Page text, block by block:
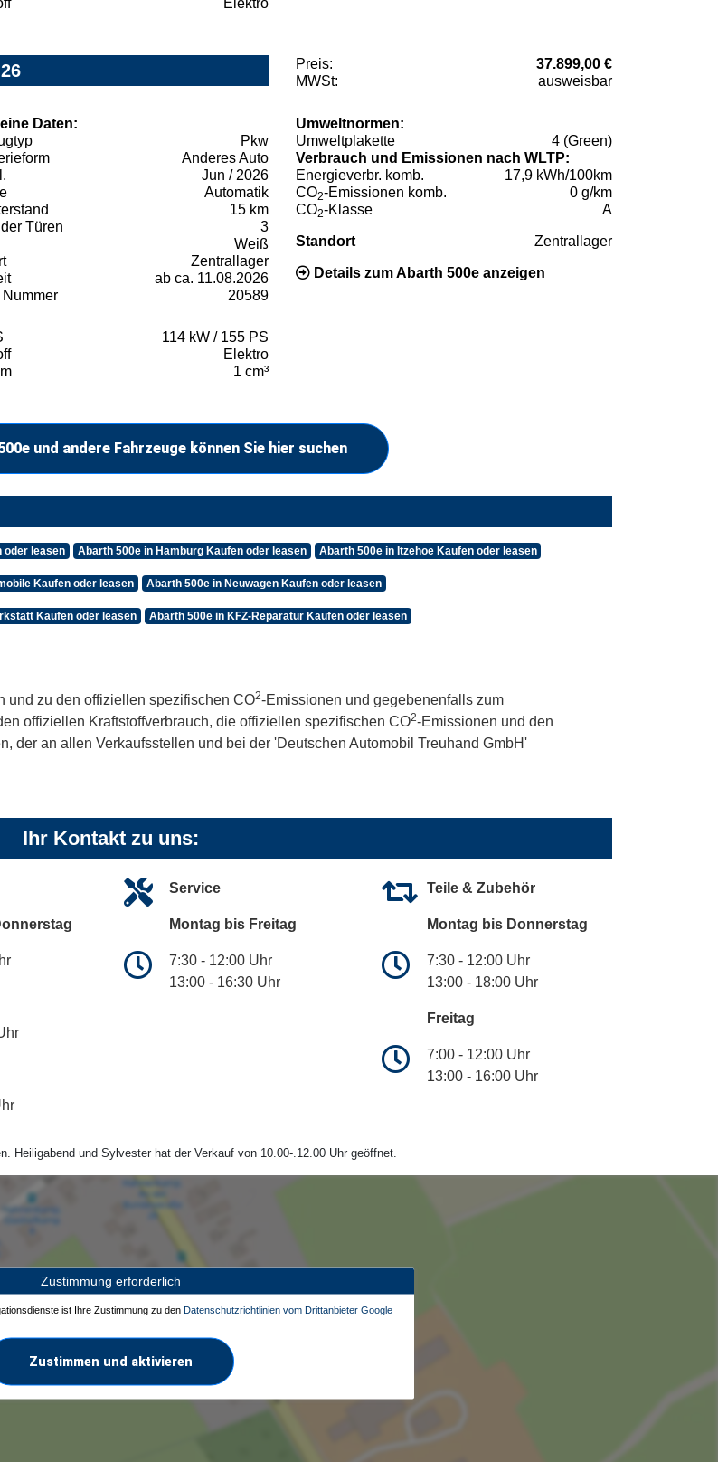
Elektro
Preis:
37.899,00 €
MWSt:
ausweisbar
Daten:
Pkw
Anderes Auto
Jun / 2026
Automatik
15 km
Türen
3
Weiß
Zentrallager
ab ca. 11.08.2026
20589
114 kW / 155 PS
Elektro
1 cm³
Umweltnormen:
Umweltplakette
4 (Green)
Verbrauch und Emissionen nach WLTP:
Energieverbr. komb.
17,9 kWh/100km
CO2-Emissionen komb.
0 g/km
CO2-Klasse A
Standort Zentrallager
Details zum Abarth 500e anzeigen
und andere Fahrzeuge können Sie hier suchen
oder leasen Abarth 500e in Hamburg Kaufen oder leasen Abarth 500e in Itzehoe Kaufen oder leasen
Kaufen oder leasen Abarth 500e in Neuwagen Kaufen oder leasen
Kaufen oder leasen Abarth 500e in KFZ-Reparatur Kaufen oder leasen
und zu den offiziellen spezifischen CO2-Emissionen und gegebenenfalls zum
offiziellen Kraftstoffverbrauch, die offiziellen spezifischen CO2-Emissionen und den
der an allen Verkaufsstellen und bei der 'Deutschen Automobil Treuhand GmbH'
Ihr Kontakt zu uns:
Service
Montag bis Freitag
7:30 - 12:00 Uhr
13:00 - 16:30 Uhr
Teile & Zubehör
Montag bis Donnerstag
7:30 - 12:00 Uhr
13:00 - 18:00 Uhr
Freitag
7:00 - 12:00 Uhr
13:00 - 16:00 Uhr
Heiligabend und Sylvester hat der Verkauf von 10.00-.12.00 Uhr geöffnet.
Zustimmung erforderlich
ist Ihre Zustimmung zu den Datenschutzrichtlinien vom Drittanbieter Google
Zustimmen und aktivieren